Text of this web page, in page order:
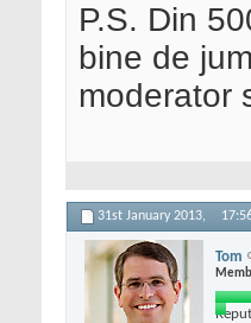
P.S. Din
bine de
moderator
31st January 2013,
Tom